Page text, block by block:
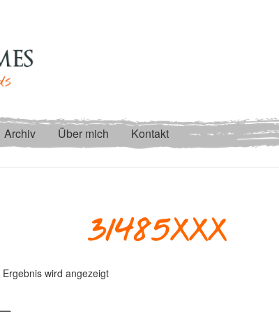
Archiv Über mich Kontakt
31485XXX
Ergebnis wird angezeigt